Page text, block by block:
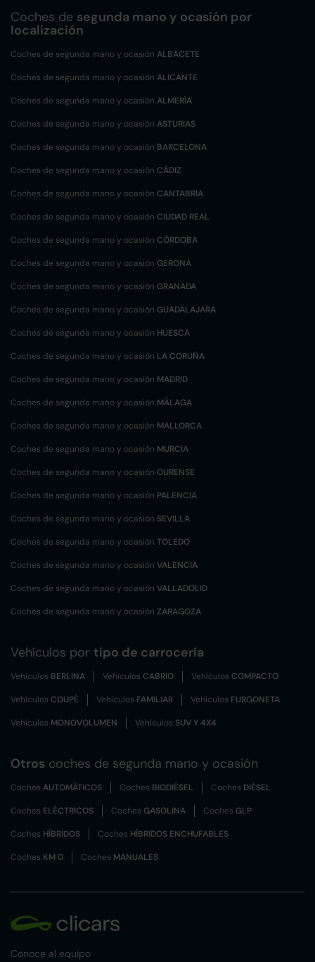
Coches de segunda mano y ocasión por
localización
Coches de segunda mano y ocasión ALBACETE
Coches de segunda mano y ocasión ALICANTE
Coches de segunda mano y ocasión ALMERÍA
Coches de segunda mano y ocasión ASTURIAS
Coches de segunda mano y ocasión BARCELONA
Coches de segunda mano y ocasión CÁDIZ
Coches de segunda mano y ocasión CANTABRIA
Coches de segunda mano y ocasión CIUDAD REAL
Coches de segunda mano y ocasión CÓRDOBA
Coches de segunda mano y ocasión GERONA
Coches de segunda mano y ocasión GRANADA
Coches de segunda mano y ocasión GUADALAJARA
Coches de segunda mano y ocasión HUESCA
Coches de segunda mano y ocasión LA CORUÑA
Coches de segunda mano y ocasión MADRID
Coches de segunda mano y ocasión MÁLAGA
Coches de segunda mano y ocasión MALLORCA
Coches de segunda mano y ocasión MURCIA
Coches de segunda mano y ocasión OURENSE
Coches de segunda mano y ocasión PALENCIA
Coches de segunda mano y ocasión SEVILLA
Coches de segunda mano y ocasión TOLEDO
Coches de segunda mano y ocasión VALENCIA
Coches de segunda mano y ocasión VALLADOLID
Coches de segunda mano y ocasión ZARAGOZA
Vehículos por tipo de carrocería
Vehículos BERLINA VehículosCABRIO VehículosCOMPACTO
VehículosCOUPÉ Vehículos FAMILIAR Vehículos FURGONETA
Vehículos MONOVOLUMEN Vehículos SUV Y 4X4
Otros coches de segunda mano y ocasión
CochesAUTOMÁTICOS Coches BIODIÉSEL Coches DIÉSEL
Coches ELÉCTRICOS CochesGASOLINA CochesGLP
Coches HÍBRIDOS Coches HÍBRIDOS ENCHUFABLES
Coches KM 0 Coches MANUALES
Conoce al equipo